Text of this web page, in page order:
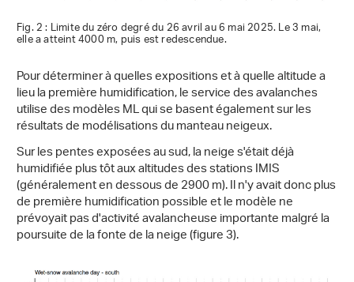
Fig. 2 : Limite du zéro degré du 26 avril au 6 mai 2025. Le 3 mai,
elle a atteint 4000 m, puis est redescendue.
Pour déterminer à quelles expositions et à quelle altitude a
lieu la première humidification, le service des avalanches
utilise des modèles ML qui se basent également sur les
résultats de modélisations du manteau neigeux.
Sur les pentes exposées au sud, la neige s'était déjà
humidifiée plus tôt aux altitudes des stations IMIS
(généralement en dessous de 2900 m). Il n'y avait donc plus
de première humidification possible et le modèle ne
prévoyait pas d'activité avalancheuse importante malgré la
poursuite de la fonte de la neige (figure 3).